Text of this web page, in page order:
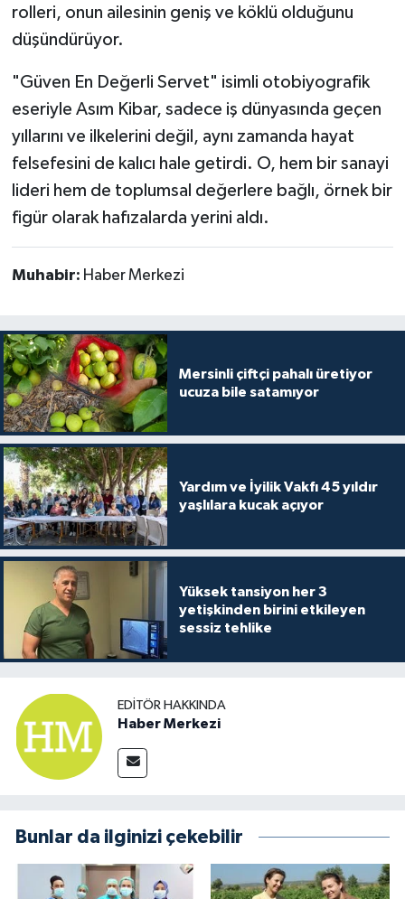
rolleri, onun ailesinin geniş ve köklü olduğunu
düşündürüyor.
"Güven En Değerli Servet" isimli otobiyografik
eseriyle Asım Kibar, sadece iş dünyasında geçen
yıllarını ve ilkelerini değil, aynı zamanda hayat
felsefesini de kalıcı hale getirdi. O, hem bir sanayi
lideri hem de toplumsal değerlere bağlı, örnek bir
figür olarak hafızalarda yerini aldı.
Muhabir: Haber Merkezi
Mersinli çiftçi pahalı üretiyor
ucuza bile satamıyor
Yardım ve İyilik Vakfı 45 yıldır
yaşlılara kucak açıyor
Yüksek tansiyon her 3
yetişkinden birini etkileyen
sessiz tehlike
EDITÖR HAKKINDA
Haber Merkezi
Bunlar da ilginizi çekebilir